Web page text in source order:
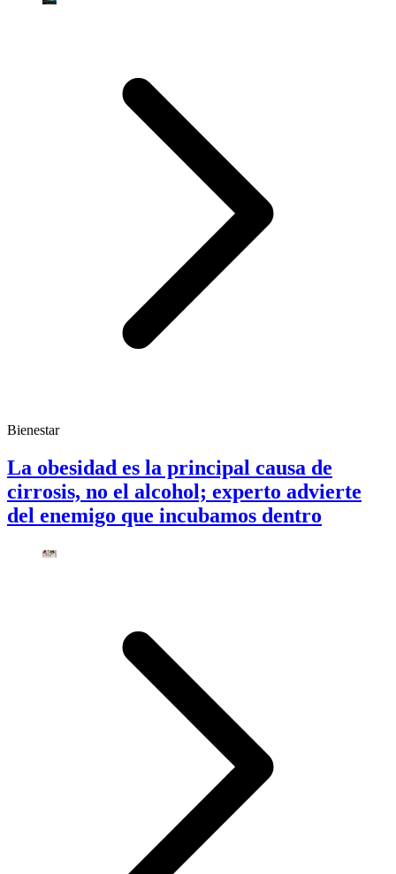
Bienestar
La obesidad es la principal causa de
cirrosis, no el alcohol; experto advierte
del enemigo que incubamos dentro